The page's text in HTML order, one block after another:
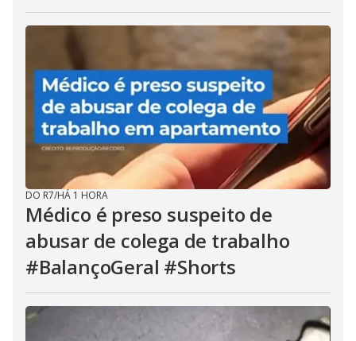
DO R7/HÁ 1 HORA
Médico é preso suspeito de
abusar de colega de trabalho
#BalançoGeral #Shorts